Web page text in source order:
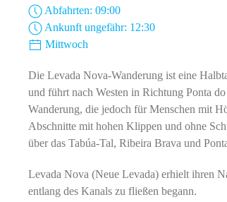
Abfahrten: 09:00
Ankunft ungefähr: 12:30
Mittwoch
Die Levada Nova-Wanderung ist eine
und führt nach Westen in Richtung Ponta
Wanderung, die jedoch für Menschen mit
Abschnitte mit hohen Klippen und ohne
über das Tabúa-Tal, Ribeira Brava und
Levada Nova (Neue Levada) erhielt ihren
entlang des Kanals zu fließen begann.